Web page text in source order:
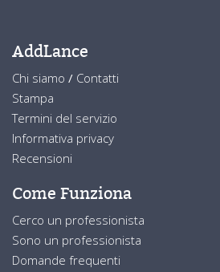
AddLance
Chi siamo / Contatti
Stampa
Termini del servizio
Informativa privacy
Recensioni
Come Funziona
Cerco un professionista
Sono un professionista
Domande frequenti